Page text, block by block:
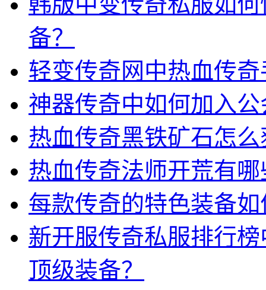
备？
轻变传奇网中热血传
神器传奇中如何加入公
热血传奇黑铁矿石怎
热血传奇法师开荒有
每款传奇的特色装备
新开服传奇私服排行
顶级装备？